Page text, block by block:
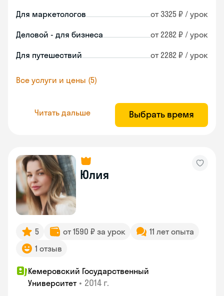
Для маркетологов от 3325 ₽ / урок
Деловой - для бизнеса от 2282 ₽ / урок
Для путешествий от 2282 ₽ / урок
Все услуги и цены (5)
Читать дальше Выбрать время
Юлия
5 от 1590 ₽ за урок
11 лет опыта
1 отзыв
Кемеровский Государственный
Университет • 2014 г.